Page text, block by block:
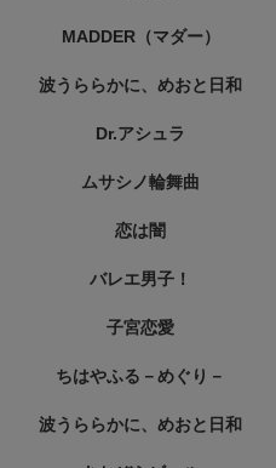
MADDER（マダー）
波うららかに、めおと日和
Dr.アシュラ
ムサシノ輪舞曲
恋は闇
バレエ男子！
子宮恋愛
ちはやふる－めぐり－
波うららかに、めおと日和